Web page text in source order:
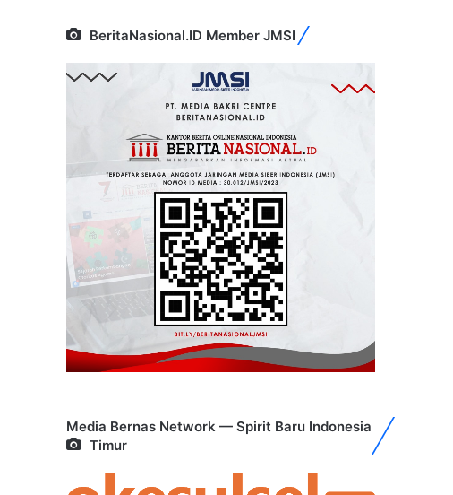
BeritaNasional.ID Member JMSI
Media Bernas Network — Spirit Baru Indonesia
Timur